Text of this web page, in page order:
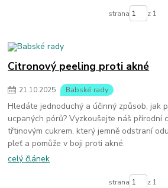
strana z 1
Citronový peeling proti akné
21.10.2025 Babské rady
Hledáte jednoduchý a účinný způsob, jak
ucpaných pórů? Vyzkoušejte náš přírodní
třtinovým cukrem, který jemně odstraní
pleť a pomůže v boji proti akné.
celý článek
strana z 1